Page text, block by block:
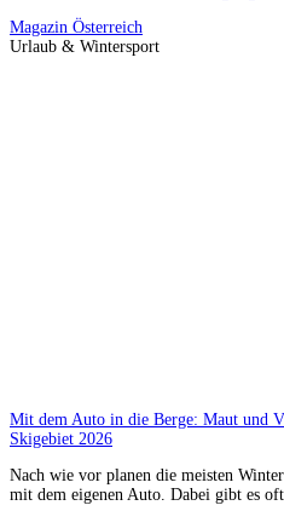
Magazin Österreich
Urlaub & Wintersport
Mit dem Auto in die Berge: Maut und
Skigebiet 2026
Nach wie vor planen die meisten
mit dem eigenen Auto. Dabei gibt es oft